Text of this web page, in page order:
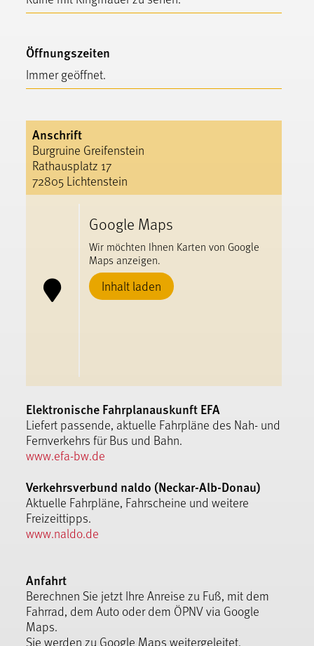
Öffnungszeiten
Immer geöffnet.
Anschrift
Burgruine Greifenstein
Rathausplatz 17
72805 Lichtenstein
Google Maps
Wir möchten Ihnen Karten von Google
Maps anzeigen.
Inhalt laden
Elektronische Fahrplanauskunft EFA
Liefert passende, aktuelle Fahrpläne des Nah- und
Fernverkehrs für Bus und Bahn.
www.efa-bw.de
Verkehrsverbund naldo (Neckar-Alb-Donau)
Aktuelle Fahrpläne, Fahrscheine und weitere
Freizeittipps.
www.naldo.de
Anfahrt
Berechnen Sie jetzt Ihre Anreise zu Fuß, mit dem
Fahrrad, dem Auto oder dem ÖPNV via Google
Maps.
Sie werden zu Google Maps weitergeleitet.